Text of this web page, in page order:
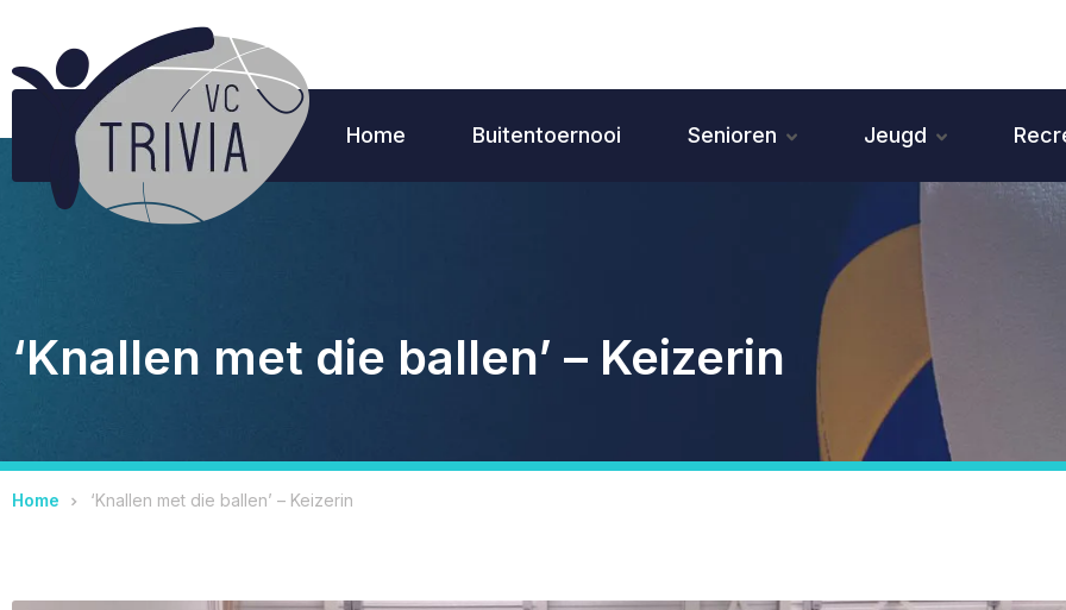
Home Buitentoernooi Senioren Jeugd
‘Knallen met die ballen’ – Keizerin
Home ‘Knallen met die ballen’ – Keizerin